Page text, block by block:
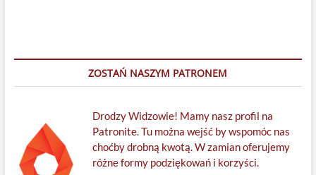
ZOSTAŃ NASZYM PATRONEM
Drodzy Widzowie! Mamy nasz profil na
Patronite. Tu można wejść by wspomóc nas
choćby drobną kwotą. W zamian oferujemy
różne formy podziękowań i korzyści.